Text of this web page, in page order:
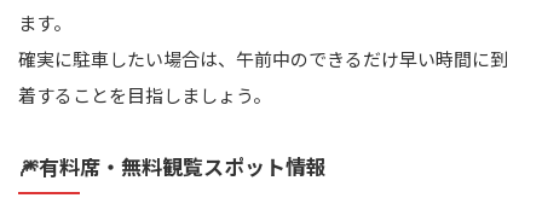
ます。
確実に駐車したい場合は、午前中のできるだけ早い時間に到
着することを目指しましょう。
🎆有料席・無料観覧スポット情報